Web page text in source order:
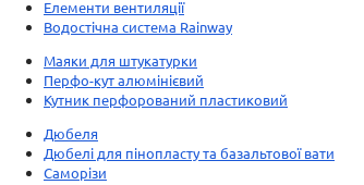
Елементи вентиляції
Водостічна система Rainway
Маяки для штукатурки
Перфо-кут алюмінієвий
Кутник перфорований пластиковий
Дюбеля
Дюбелі для пінопласту та базальтової вати
Саморізи